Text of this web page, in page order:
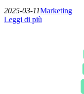
2025-03-11Marketing
Leggi di più